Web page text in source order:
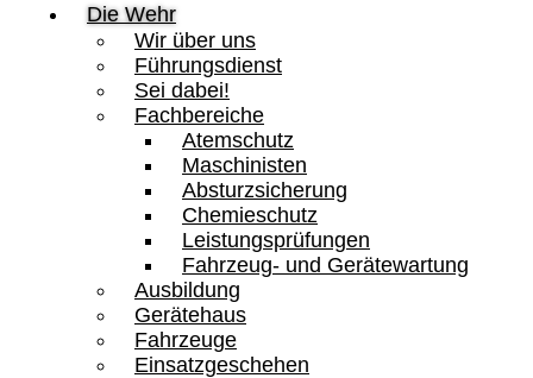
Die Wehr
Wir über uns
Führungsdienst
Sei dabei!
Fachbereiche
Atemschutz
Maschinisten
Absturzsicherung
Chemieschutz
Leistungsprüfungen
Fahrzeug- und Gerätewartung
Ausbildung
Gerätehaus
Fahrzeuge
Einsatzgeschehen